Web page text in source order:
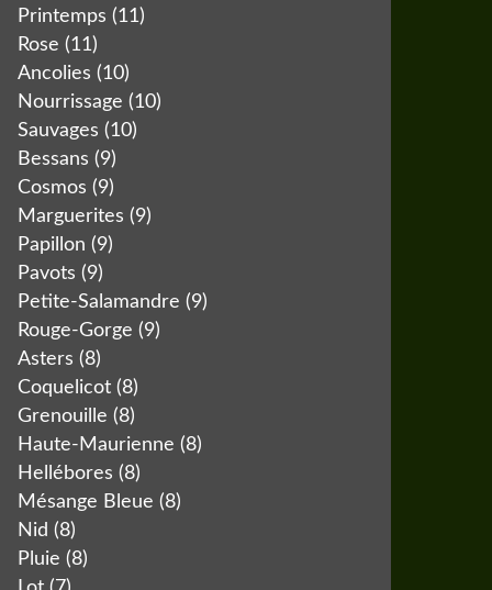
Printemps (11)
Rose (11)
Ancolies (10)
Nourrissage (10)
Sauvages (10)
Bessans (9)
Cosmos (9)
Marguerites (9)
Papillon (9)
Pavots (9)
Petite-Salamandre (9)
Rouge-Gorge (9)
Asters (8)
Coquelicot (8)
Grenouille (8)
Haute-Maurienne (8)
Hellébores (8)
Mésange Bleue (8)
Nid (8)
Pluie (8)